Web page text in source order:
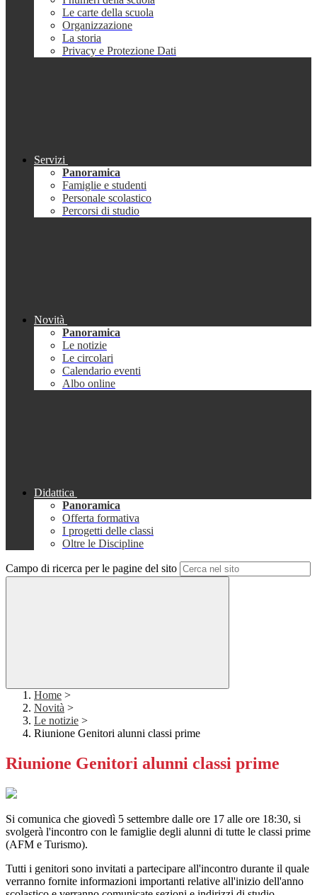
Le carte della scuola
Organizzazione
La storia
Privacy e Protezione Dati
Servizi
Panoramica
Famiglie e studenti
Personale scolastico
Percorsi di studio
Novità
Panoramica
Le notizie
Le circolari
Calendario eventi
Albo online
Didattica
Panoramica
Offerta formativa
I progetti delle classi
Oltre le Discipline
Campo di ricerca per le pagine del sito
Home >
Novità >
Le notizie >
Riunione Genitori alunni classi prime
Riunione Genitori alunni classi prime
Si comunica che giovedì 5 settembre dalle ore 17 alle ore 18:30, si
svolgerà l'incontro con le famiglie degli alunni di tutte le classi prime
(AFM e Turismo).
Tutti i genitori sono invitati a partecipare all'incontro durante il quale
verranno fornite informazioni importanti relative all'inizio dell'anno